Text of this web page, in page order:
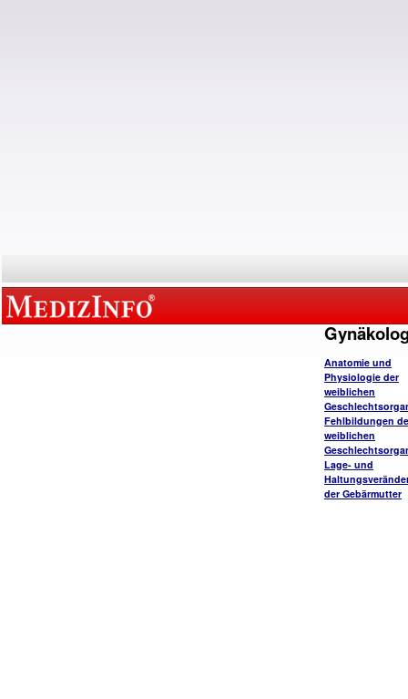
Anatomie und
Physiologie der
weiblichen
Fehlbildungen
weiblichen
Lage- und
der Gebärmutter